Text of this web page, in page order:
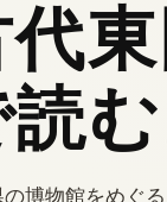
む
博物館をめぐ